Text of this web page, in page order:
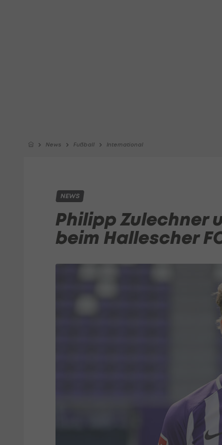
News Fußball International
NEWS
Philipp Zulechner
beim Hallescher